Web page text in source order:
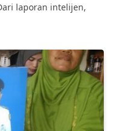
laporan intelijen,